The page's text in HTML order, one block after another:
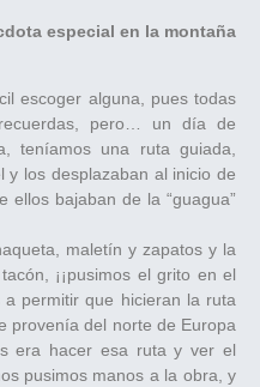
especial en la montaña
escoger alguna, pues todas
pero… un día de
teníamos una ruta guiada,
los desplazaban al inicio de
ellos bajaban de la “guagua”
maletín y zapatos y la
¡¡pusimos el grito en el
permitir que hicieran la ruta
provenía del norte de Europa
era hacer esa ruta y ver el
pusimos manos a la obra, y